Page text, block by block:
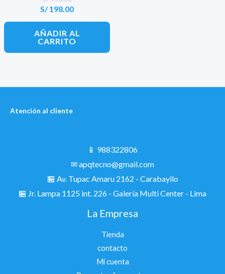
El
precio
original
era:
S/ 450.00.
S/198.00
El
precio
actual
es:
S/ 198.00.
AÑADIR AL
CARRITO
Atención al cliente
📱 988322806
✉ apqtecno@gmail.com
🏪 Av. Tupac Amaru 2162 - Carabayllo
🏪 Jr. Lampa 1125 int. 226 - Galería Multi Center - Lima
La Empresa
Tienda
contacto
Mi cuenta